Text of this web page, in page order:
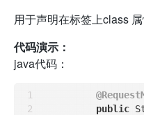
用于声明在标签上class 属
代码演示：
java代码：
public